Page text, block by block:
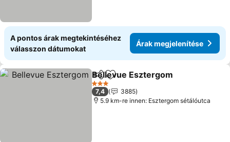
A pontos árak megtekintéséhez
válasszon dátumokat
Árak megjelenítése
Megosztás
Hozzáadás a kedvencekhez
Bellevue Esztergom
3 Kategória
7,4
3885
5.9 km-re innen: Esztergom sétálóutca